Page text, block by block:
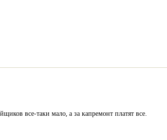
все-таки мало, а за капремонт платят все.